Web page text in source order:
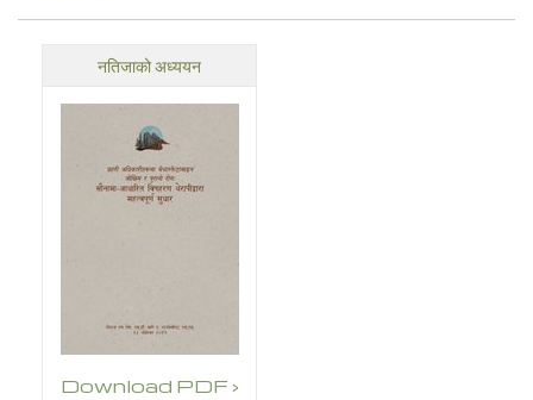
नतिजाको अध्ययन
Download PDF ›